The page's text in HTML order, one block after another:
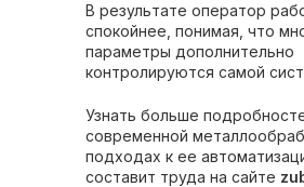
В результате оператор
спокойнее, понимая, что
параметры дополнительно
контролируются самой
Узнать больше
современной
подходах к ее
составит труда на сайте